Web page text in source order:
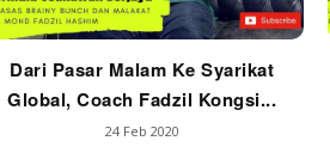
Dari Pasar Malam Ke Syarikat
Global, Coach Fadzil Kongsi...
24 Feb 2020